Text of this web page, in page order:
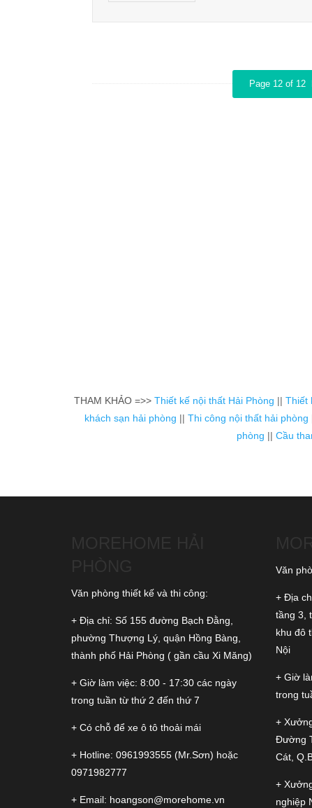
Page 12 of 12
THAM KHẢO =>> Thiết kế nội thất Hải Phòng || Thiết
khách sạn hải phòng || Thi công nội thất hải phòng
phòng || Cầu
Văn phòng thiết kế và thi công:
+ Địa chỉ: Số 155 đường Bạch Đằng,
phường Thượng Lý, quận Hồng Bàng,
thành phố Hải Phòng ( gần cầu Xi Măng)
+ Giờ làm việc: 8:00 - 17:30 các ngày
trong tuần từ thứ 2 đến thứ 7
+ Có chỗ để xe ô tô thoải mái
+ Hotline: 0961993555 (Mr.Sơn) hoặc
0971982777
+ Email: hoangson@morehome.vn
Văn
+ Địa
tầng 3,
khu đô
Nội
+ Giờ
trong
+
Đường
Cát,
+
nghiệp